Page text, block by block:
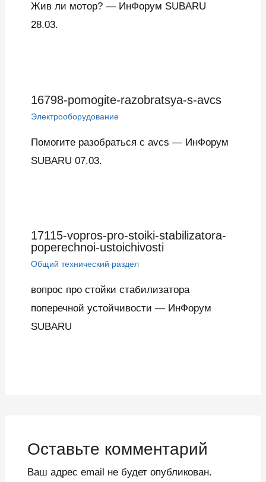
Жив ли мотор? — ИнФорум SUBARU
28.03.
16798-pomogite-razobratsya-s-avcs
Электрооборудование
Помогите разобраться с avcs — ИнФорум
SUBARU 07.03.
17115-vopros-pro-stoiki-stabilizatora-
poperechnoi-ustoichivosti
Общий технический раздел
вопрос про стойки стабилизатора
поперечной устойчивости — ИнФорум
SUBARU
Оставьте комментарий
Ваш адрес email не будет опубликован.